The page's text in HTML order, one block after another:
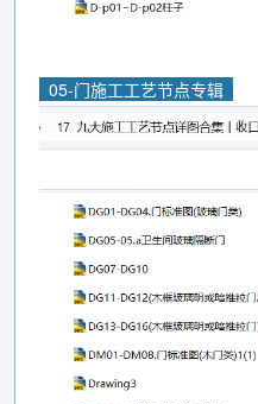
05-门施工工艺节点专辑